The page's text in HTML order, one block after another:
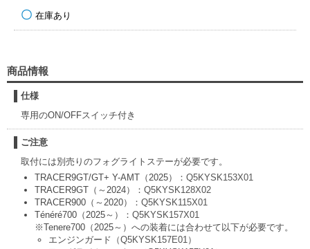
在庫あり
商品情報
仕様
専用のON/OFFスイッチ付き
ご注意
取付には別売りのフォグライトステーが必要です。
TRACER9GT/GT+ Y-AMT（2025）： Q5KYSK153X01
TRACER9GT（～2024）： Q5KYSK128X02
TRACER900（～2020）： Q5KYSK115X01
Ténéré700（2025～）： Q5KYSK157X01
※Tenere700（2025～）への装着には合わせて以下が必要です。
エンジンガード （Q5KYSK157E01）